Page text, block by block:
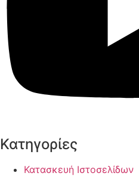
Κατηγορίες
Κατασκευή Ιστοσελίδων